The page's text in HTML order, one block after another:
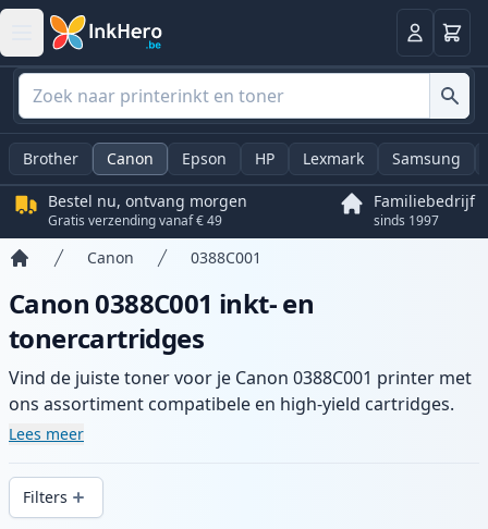
Log in
Brother Canon Epson HP Lexmark Samsung
Bestel nu, ontvang morgen
Gratis verzending vanaf € 49
Familiebedrijf
sinds 1997
Canon 0388C001
Canon 0388C001 inkt- en
tonercartridges
Vind de juiste toner voor je Canon 0388C001 printer met
ons assortiment compatibele en high-yield cartridges.
Geniet van consistente printkwaliteit en snelle levering
Lees meer
Filters